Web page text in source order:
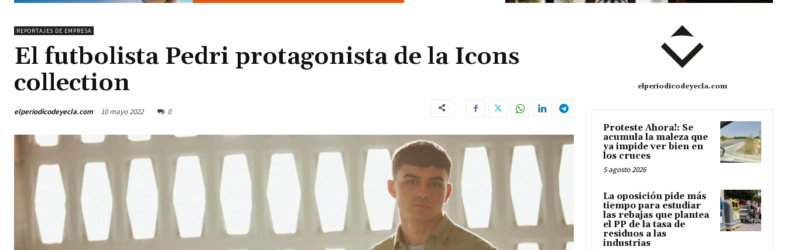
REPORTAJES DE EMPRESA
El futbolista Pedri protagonista de la Icons
collection
elperiodicodeyecla.com 10 mayo 2022 0
elperiodicodeyecla.com
Proteste Ahora!: Se
acumula la maleza que
ya impide ver bien en
los cruces
5 agosto 2026
La oposición pide más
tiempo para estudiar
las rebajas que plantea
el PP de la tasa de
residuos a las
industrias